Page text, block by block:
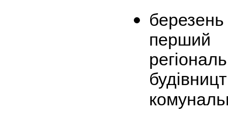
перший